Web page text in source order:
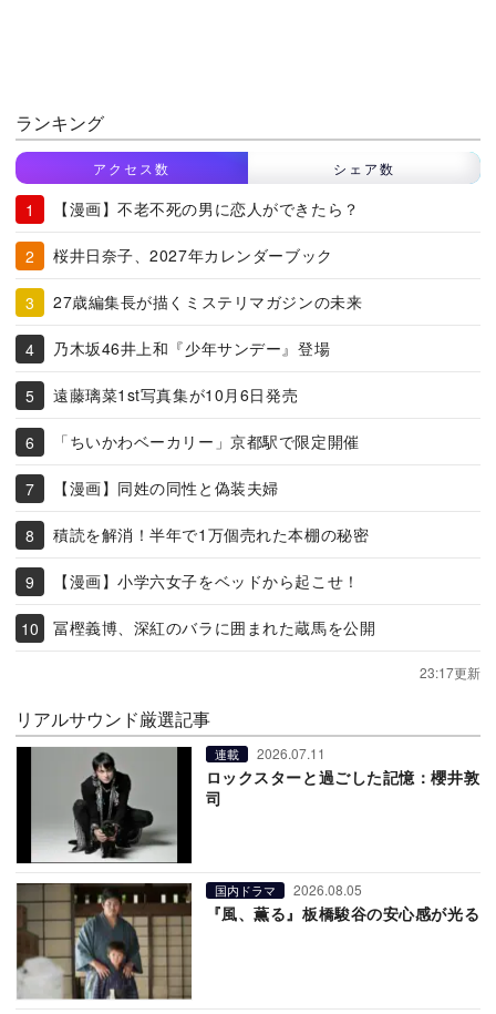
ランキング
アクセス数 シェア数
【漫画】不老不死の男に恋人ができたら？
桜井日奈子、2027年カレンダーブック
27歳編集長が描くミステリマガジンの未来
乃木坂46井上和『少年サンデー』登場
遠藤璃菜1st写真集が10月6日発売
「ちいかわベーカリー」京都駅で限定開催
【漫画】同姓の同性と偽装夫婦
積読を解消！半年で1万個売れた本棚の秘密
【漫画】小学六女子をベッドから起こせ！
冨樫義博、深紅のバラに囲まれた蔵馬を公開
23:17更新
リアルサウンド厳選記事
連載 2026.07.11
ロックスターと過ごした記憶：櫻井敦
司
国内ドラマ 2026.08.05
『風、薫る』板橋駿谷の安心感が光る